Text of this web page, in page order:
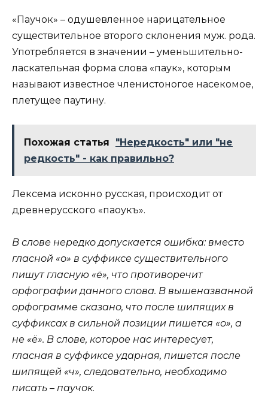
«Паучок» – одушевленное нарицательное
существительное второго склонения муж. рода.
Употребляется в значении – уменьшительно-
ласкательная форма слова «паук», которым
называют известное членистоногое насекомое,
плетущее паутину.
Похожая статья
"Нередкость" или "не
редкость" - как правильно?
Лексема исконно русская, происходит от
древнерусского «паоукъ».
В слове нередко допускается ошибка: вместо
гласной «о» в суффиксе существительного
пишут гласную «ё», что противоречит
орфографии данного слова. В вышеназванной
орфограмме сказано, что после шипящих в
суффиксах в сильной позиции пишется «о», а
не «ё». В слове, которое нас интересует,
гласная в суффиксе ударная, пишется после
шипящей «ч», следовательно, необходимо
писать – паучок.